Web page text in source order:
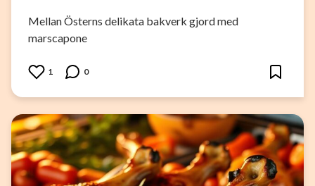
Mellan Österns delikata bakverk gjord med
marscapone
1 0